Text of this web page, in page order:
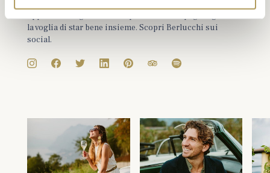
la voglia di star bene insieme. Scopri Berlucchi sui
social.